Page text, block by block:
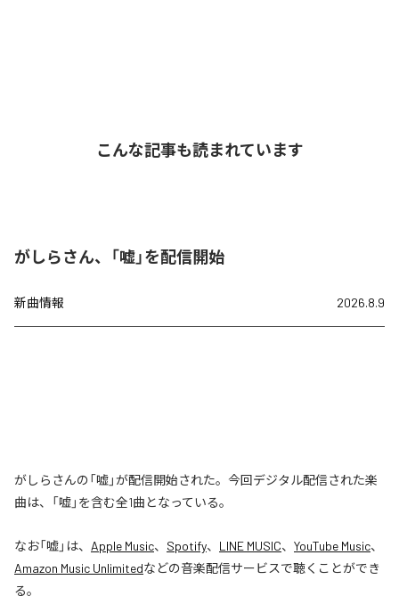
こんな記事も読まれています
がしらさん、「嘘」を配信開始
新曲情報 2026.8.9
がしらさんの「嘘」が配信開始された。今回デジタル配信された楽
曲は、「嘘」を含む全1曲となっている。
なお「嘘」は、 Apple Music、 Spotify、 LINE MUSIC、 YouTube Music、
Amazon Music Unlimitedなどの音楽配信サービスで聴くことができ
る。